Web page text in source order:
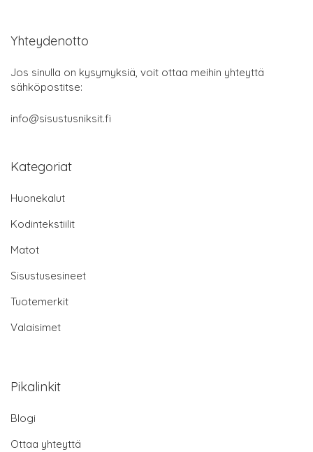
Yhteydenotto
Jos sinulla on kysymyksiä, voit ottaa meihin yhteyttä
sähköpostitse:
info@sisustusniksit.fi
Kategoriat
Huonekalut
Kodintekstiilit
Matot
Sisustusesineet
Tuotemerkit
Valaisimet
Pikalinkit
Blogi
Ottaa yhteyttä